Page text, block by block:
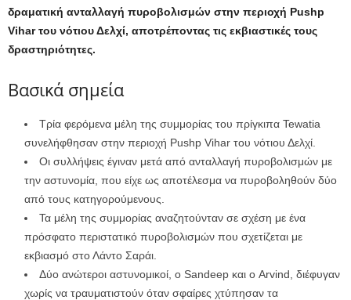
δραματική ανταλλαγή πυροβολισμών στην περιοχή Pushp
Vihar του νότιου Δελχί, αποτρέποντας τις εκβιαστικές τους
δραστηριότητες.
Βασικά σημεία
Τρία φερόμενα μέλη της συμμορίας του πρίγκιπα Tewatia
συνελήφθησαν στην περιοχή Pushp Vihar του νότιου Δελχί.
Οι συλλήψεις έγιναν μετά από ανταλλαγή πυροβολισμών με
την αστυνομία, που είχε ως αποτέλεσμα να πυροβοληθούν δύο
από τους κατηγορούμενους.
Τα μέλη της συμμορίας αναζητούνταν σε σχέση με ένα
πρόσφατο περιστατικό πυροβολισμών που σχετίζεται με
εκβιασμό στο Λάντο Σαράι.
Δύο ανώτεροι αστυνομικοί, ο Sandeep και ο Arvind, διέφυγαν
χωρίς να τραυματιστούν όταν σφαίρες χτύπησαν τα